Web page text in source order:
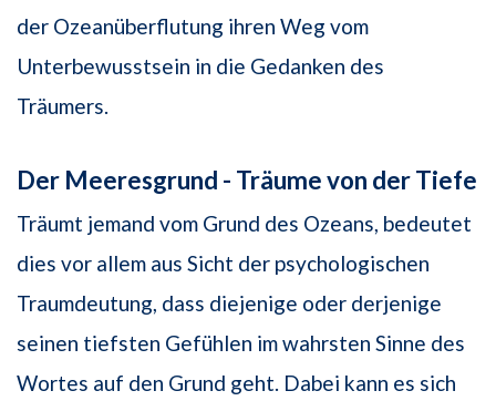
der Ozeanüberflutung ihren Weg vom
Unterbewusstsein in die Gedanken des
Träumers.
Der Meeresgrund - Träume von der Tiefe
Träumt jemand vom Grund des Ozeans, bedeutet
dies vor allem aus Sicht der psychologischen
Traumdeutung, dass diejenige oder derjenige
seinen tiefsten Gefühlen im wahrsten Sinne des
Wortes auf den Grund geht. Dabei kann es sich